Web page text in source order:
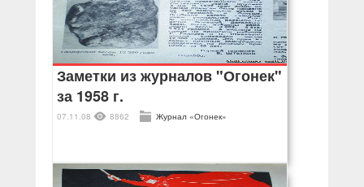
Заметки из журналов "Огонек"
за 1958 г.
07.11.08 8862 Журнал «Огонек»